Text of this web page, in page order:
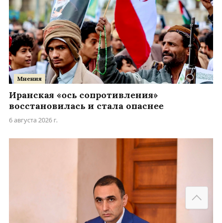
Мнения
Иранская «ось сопротивления»
восстановилась и стала опаснее
6 августа 2026 г.